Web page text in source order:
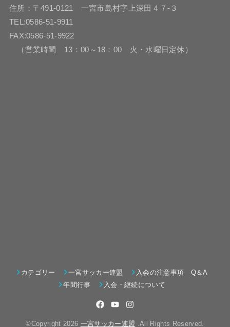
住所：〒491-0121 一宮市島村字上深田４７-３
TEL:0586-51-9911
FAX:0586-51-9922
（営業時間 13：00～18：00 火・水曜日定休）
カテゴリー 一宮サッカー連盟
入会の注意事項 Q＆A
年間行事
入会・継続について
©Copyright 2026 一宮サッカー連盟 .All Rights Reserved.